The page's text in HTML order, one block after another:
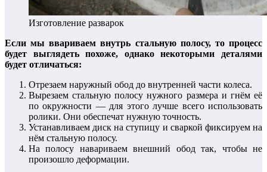
Изготовление разварок
Если мы ввариваем внутрь стальную полосу, то процесс
будет выглядеть похоже, однако некоторыми деталями
будет отличаться:
Отрезаем наружный обод до внутренней части колеса.
Вырезаем стальную полосу нужного размера и гнём её
по окружности — для этого лучше всего использовать
ролики. Они обеспечат нужную точность.
Устанавливаем диск на ступицу и сваркой фиксируем на
нём стальную полосу.
На полосу навариваем внешний обод так, чтобы не
произошло деформации.